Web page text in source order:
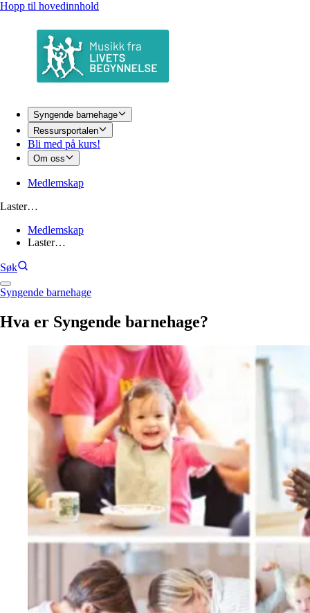
Hopp til hovedinnhold
Syngende barnehage
Ressursportalen
Bli med på kurs!
Om oss
Medlemskap
Laster…
Medlemskap
Laster…
Søk
Syngende barnehage
Hva er Syngende barnehage?